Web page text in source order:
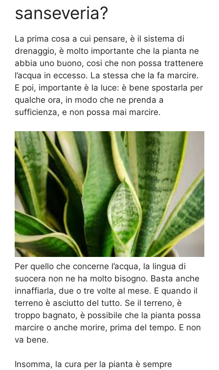
sanseveria?
La prima cosa a cui pensare, è il sistema di
drenaggio, è molto importante che la pianta ne
abbia uno buono, cosi che non possa trattenere
l’acqua in eccesso. La stessa che la fa marcire.
E poi, importante è la luce: è bene spostarla per
qualche ora, in modo che ne prenda a
sufficienza, e non possa mai marcire.
Per quello che concerne l’acqua, la lingua di
suocera non ne ha molto bisogno. Basta anche
innaffiarla, due o tre volte al mese. E quando il
terreno è asciutto del tutto. Se il terreno, è
troppo bagnato, è possibile che la pianta possa
marcire o anche morire, prima del tempo. E non
va bene.
Insomma, la cura per la pianta è sempre